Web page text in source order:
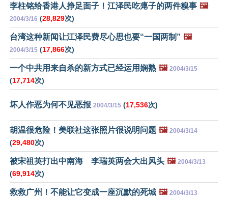
李柱铭给香港人挣足面子！江泽民吃瘪子的两件糗事 🖼️
2004/3/16 (28,829次)
台湾这种新闻让江泽民费尽心思也要“一国两制” 🖼️
2004/3/15 (17,866次)
一个中共用来自杀的新方式已经运用娴熟 🖼️ 2004/3/15
(17,714次)
坏人作恶为何不见恶报 2004/3/15 (17,536次)
胡温很危险！美联社这张照片很说明问题 🖼️ 2004/3/14
(29,480次)
被宋祖英打出中南海 李瑞英两会大出风头 🖼️ 2004/3/13
(69,914次)
救救广州！不能让它变成一座沉默的死城 🖼️ 2004/3/13